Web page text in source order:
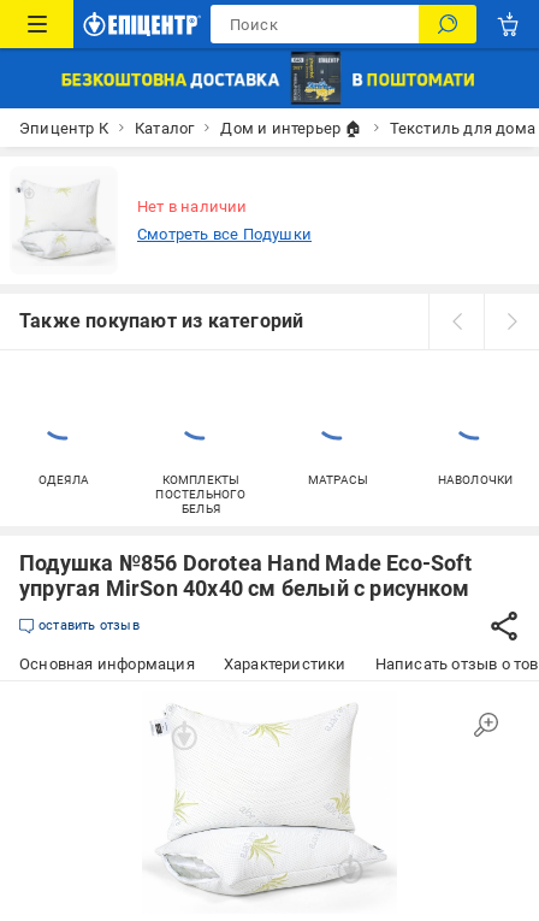
Эпицентр К Каталог Дом и интерьер 🏠 Текстиль для дома
Нет в наличии
Смотреть все Подушки
Также покупают из категорий
ОДЕЯЛА
КОМПЛЕКТЫ
ПОСТЕЛЬНОГО
БЕЛЬЯ
МАТРАСЫ НАВОЛОЧКИ
Подушка №856 Dorotea Hand Made Eco-Soft
упругая MirSon 40x40 см белый с рисунком
оставить отзыв
Основная информация Характеристики Написать отзыв о